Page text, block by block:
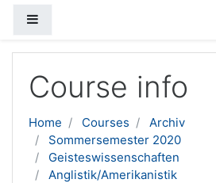
Course info
Home Courses
Archiv
Sommersemester 2020
Geisteswissenschaften
Anglistik/Amerikanistik